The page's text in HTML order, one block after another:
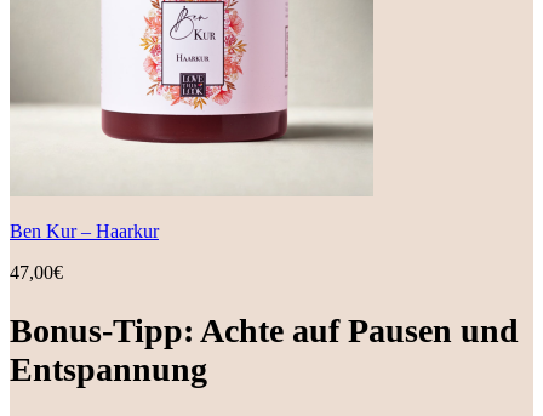
Ben Kur – Haarkur
47,00€
Bonus-Tipp: Achte auf Pausen und
Entspannung